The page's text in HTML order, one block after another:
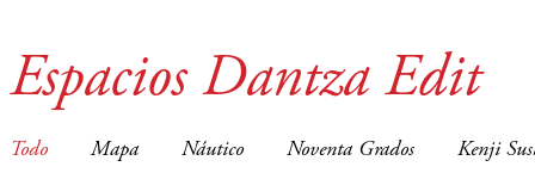
Espacios Dantza Edit
Todo Mapa Náutico Noventa Grados Kenji